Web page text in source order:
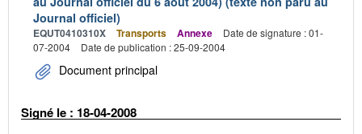
Journal officiel)
EQUT0410310X Transports Annexe
Date de signature : 01-
07-2004
Date de publication : 25-09-2004
Document principal
Signé le : 18-04-2008